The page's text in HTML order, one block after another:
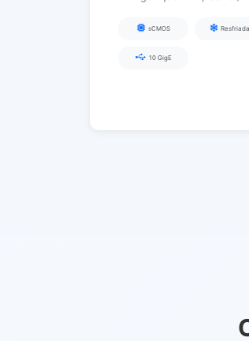
sCMOS Resfriada
10 GigE